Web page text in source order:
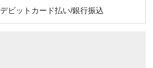
デビットカード払い/銀行振込